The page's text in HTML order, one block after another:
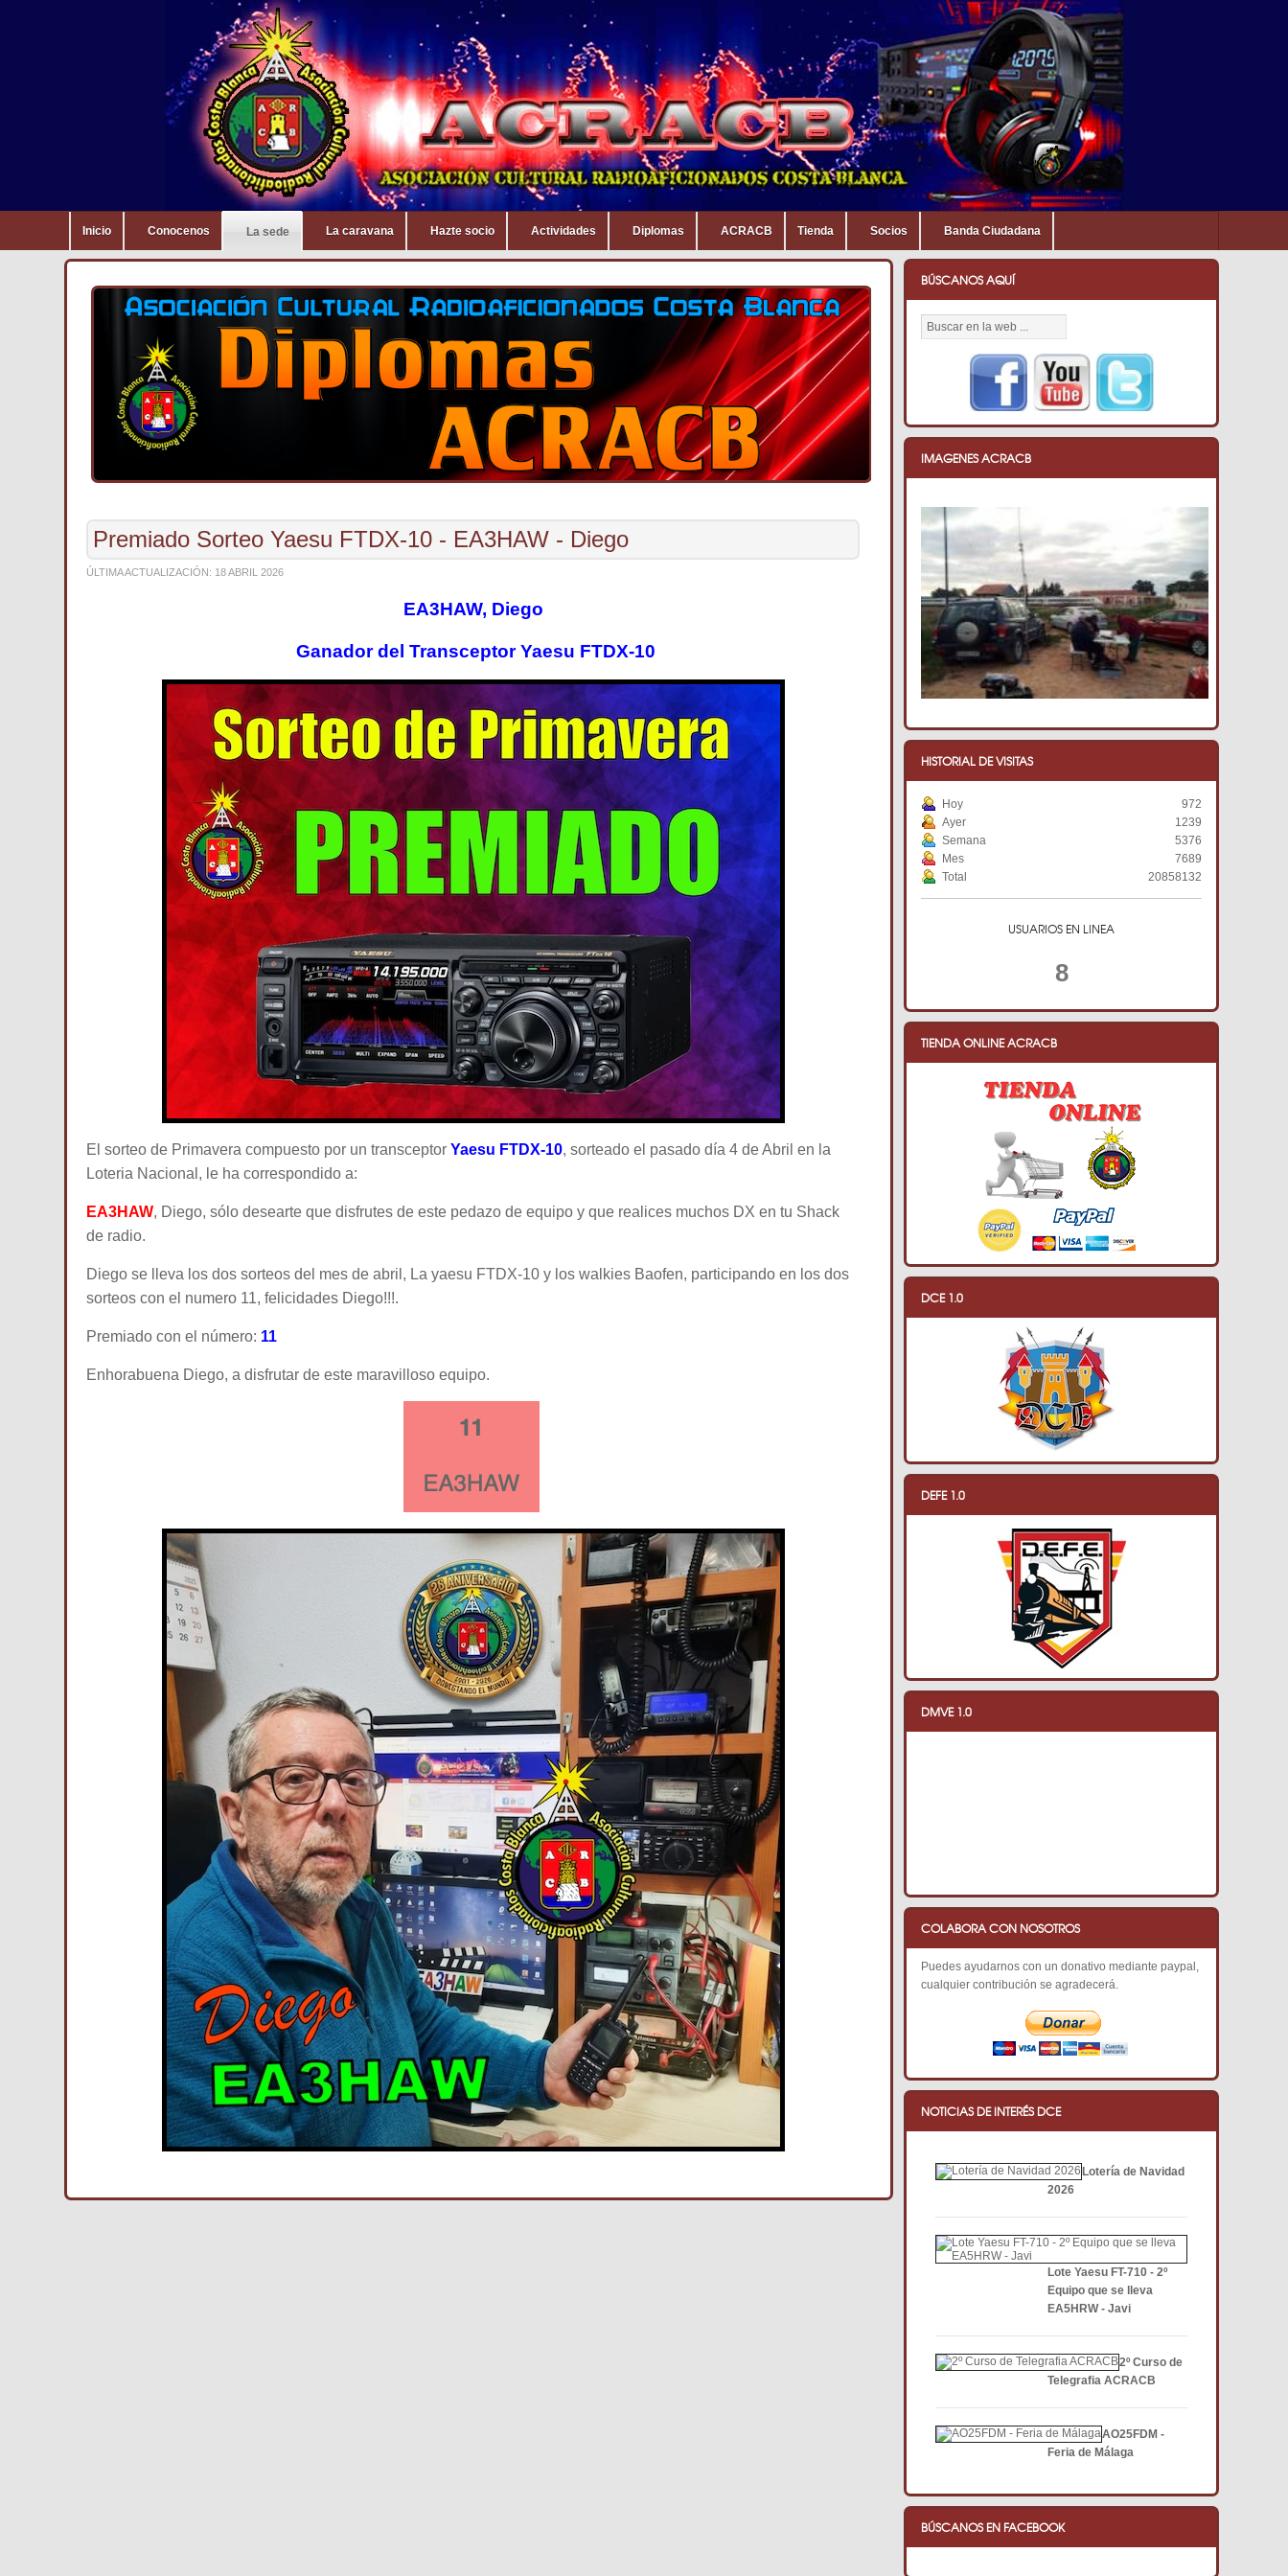
Inicio Conocenos La sede La caravana Hazte socio Actividades Diplomas ACRACB Tienda Socios Banda Ciudadana
Premiado Sorteo Yaesu FTDX-10 - EA3HAW - Diego
ÚLTIMA ACTUALIZACIÓN: 18 ABRIL 2026
EA3HAW, Diego
Ganador del Transceptor Yaesu FTDX-10
El sorteo de Primavera compuesto por un transceptor Yaesu FTDX-10, sorteado el pasado día 4 de Abril en la
Loteria Nacional, le ha correspondido a:
EA3HAW, Diego, sólo desearte que disfrutes de este pedazo de equipo y que realices muchos DX en tu Shack
de radio.
Diego se lleva los dos sorteos del mes de abril, La yaesu FTDX-10 y los walkies Baofen, participando en los dos
sorteos con el numero 11, felicidades Diego!!!.
Premiado con el número: 11
Enhorabuena Diego, a disfrutar de este maravilloso equipo.
BÚSCANOS AQUÍ
IMAGENES ACRACB
HISTORIAL DE VISITAS
Hoy
972
Ayer
1239
Semana
5376
Mes
7689
Total
20858132
USUARIOS EN LINEA
8
TIENDA ONLINE ACRACB
DCE 1.0
DEFE 1.0
DMVE 1.0
COLABORA CON NOSOTROS
Puedes ayudarnos con un donativo mediante paypal,
cualquier contribución se agradecerá.
NOTICIAS DE INTERÉS DCE
Lotería de Navidad
2026
Lote Yaesu FT-710 - 2º
Equipo que se lleva
EA5HRW - Javi
2º Curso de
Telegrafia ACRACB
AO25FDM -
Feria de Málaga
BÚSCANOS EN FACEBOOK